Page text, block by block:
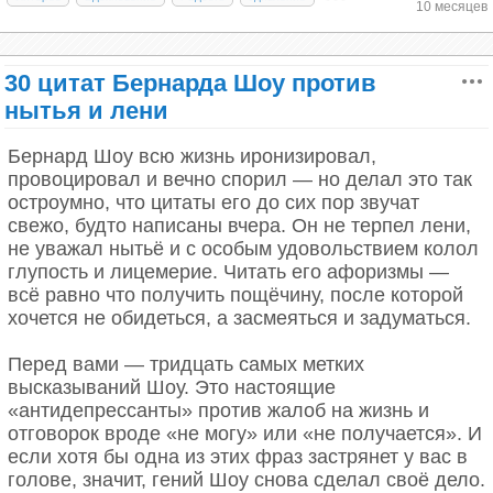
такими хлопотами, каких стоило оно покойнику
афинскому мудрецу… (Иван Крылов, «Мысли
разумным, не имея ни капли разума)», 1792)
* * *
Без дружбы никакое отношение между людьми не
имеет ценности.
* * *
Берегись также, чтобы люди, заметив твое
непочтение к родителям, не стали сообща
презирать тебя, и чтобы тебе не остаться вовсе
без друзей, потому что, как только они заметят
твою неблагодарность к родителям, никто не
может быть уверен, что, сделав тебе доброе дело,
Фото: Túrelio / Wikimedia Commons
Мать Тереза
Нам не нужны ружья и бомбы. Чтобы победить зло,
нам нужны любовь и сострадание. Все труды
любви — это труды на благо мира.
Свою жизнь мать Тереза посвятила «служению
беднейшим из бедных». В трущобах индийской
Калькутты она кормила голодных, заботилась о
28. Лучше промолчать и показаться дураком,
нежели заговорить и не оставить на этот счет
никаких сомнений.
29. Удача улыбается смелым… А потом долго ржет
над ними!
30. Мудрость не всегда приходит с возрастом.
Бывает, что возраст приходит один.
31. Ничего страшного, если над тобой смеются.
Гораздо хуже, когда над тобой плачут.
32. Наша свобода напоминает светофор, у
которого горят три огня сразу.
33. Положительные эмоции — это эмоции, которые
возникают, если на все положить.
34. Жизнь как рояль: клавиша белая, клавиша
10 месяцев
30 цитат Бернарда Шоу против
нытья и лени
Бернард Шоу всю жизнь иронизировал,
провоцировал и вечно спорил — но делал это так
остроумно, что цитаты его до сих пор звучат
свежо, будто написаны вчера. Он не терпел лени,
не уважал нытьё и с особым удовольствием колол
глупость и лицемерие. Читать его афоризмы —
всё равно что получить пощёчину, после которой
хочется не обидеться, а засмеяться и задуматься.
Перед вами — тридцать самых метких
высказываний Шоу. Это настоящие
«антидепрессанты» против жалоб на жизнь и
отговорок вроде «не могу» или «не получается». И
если хотя бы одна из этих фраз застрянет у вас в
голове, значит, гений Шоу снова сделал своё дело.